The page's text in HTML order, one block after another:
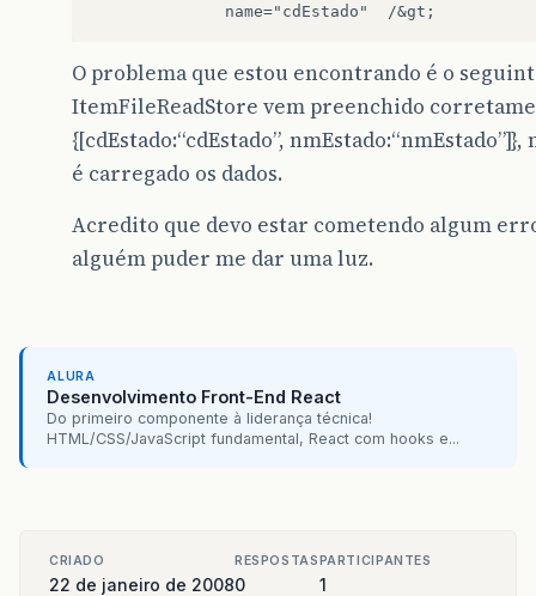
O problema que estou encontrando é o
ItemFileReadStore vem preenchido
{[cdEstado:“cdEstado”,
é carregado os dados.
Acredito que devo estar cometendo algum
alguém puder me dar uma luz.
ALURA
Desenvolvimento Front-End React
Do primeiro componente à liderança técnica!
HTML/CSS/JavaScript fundamental, React com hooks e...
CRIADO
22 de janeiro de 2008
RESPOSTAS
0
PARTICIPANTES
1